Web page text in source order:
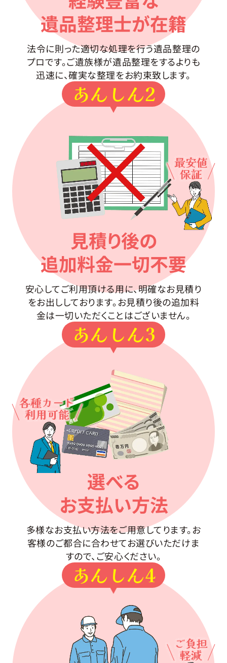
遺品整理士が在籍
法令に則った適切な処理を行う遺品整理の
プロです。ご遺族様が遺品整理をするよりも
迅速に、確実な整理をお約束致します。
あんしん2
見積り後の
追加料金一切不要
安心してご利用頂ける用に、明確なお見積り
をお出ししております。お見積り後の追加料
金は一切いただくことはございません。
最安値
保証
あんしん3
選べる
お支払い方法
多様なお支払い方法をご用意してります。お
客様のご都合に合わせてお選びいただけま
すので、ご安心ください。
各種カード
利用可能
あんしん4
ご負担
軽減